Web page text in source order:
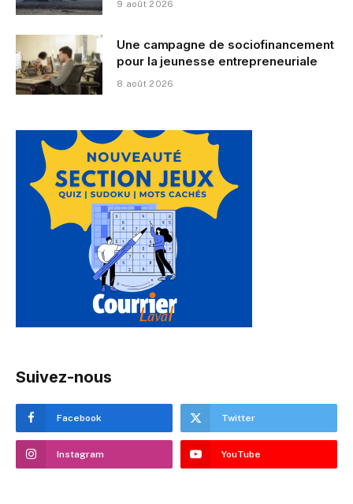
9 août 2026
Une campagne de sociofinancement
pour la jeunesse entrepreneuriale
8 août 2026
Suivez-nous
Facebook Twitter
Instagram YouTube